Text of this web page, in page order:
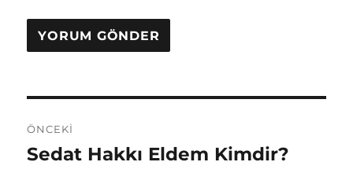
a
ÖNCEKI
Ö
Sedat Hakkı Eldem Kimdir?